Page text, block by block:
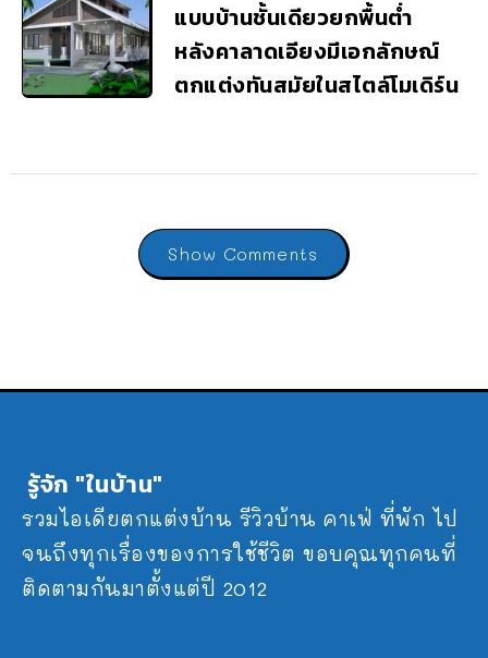
แบบบ้านชั้นเดียวยกพื้นต่ำ
หลังคาลาดเอียงมีเอกลักษณ์
ตกแต่งทันสมัยในสไตล์โมเดิร์น
Show Comments
รู้จัก "ในบ้าน"
รวมไอเดียตกแต่งบ้าน รีวิวบ้าน คาเฟ่ ที่พัก ไป
จนถึงทุกเรื่องของการใช้ชีวิต ขอบคุณทุกคนที่
ติดตามกันมาตั้งแต่ปี 2012